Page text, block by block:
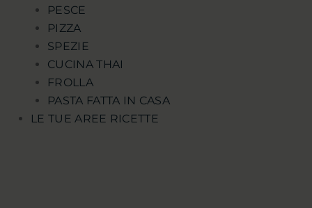
PESCE
PIZZA
SPEZIE
CUCINA THAI
FROLLA
PASTA FATTA IN CASA
LE TUE AREE RICETTE